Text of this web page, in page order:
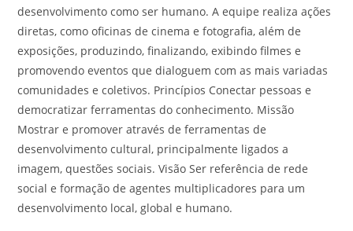
desenvolvimento como ser humano. A equipe realiza ações
diretas, como oficinas de cinema e fotografia, além de
exposições, produzindo, finalizando, exibindo filmes e
promovendo eventos que dialoguem com as mais variadas
comunidades e coletivos. Princípios Conectar pessoas e
democratizar ferramentas do conhecimento. Missão
Mostrar e promover através de ferramentas de
desenvolvimento cultural, principalmente ligados a
imagem, questões sociais. Visão Ser referência de rede
social e formação de agentes multiplicadores para um
desenvolvimento local, global e humano.